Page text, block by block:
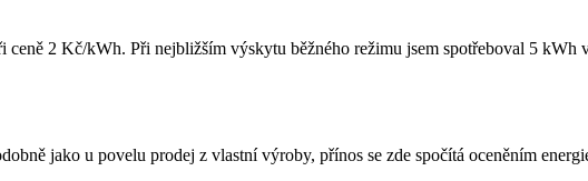
ceně 2 Kč/kWh. Při nejbližším výskytu běžného režimu jsem spotřeboval 5
jako u povelu prodej z vlastní výroby, přínos se zde spočítá oceněním